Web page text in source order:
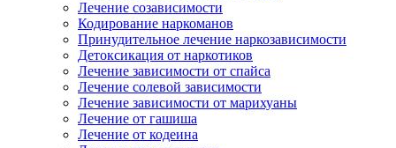
Лечение созависимости
Кодирование наркоманов
Принудительное лечение наркозависимости
Детоксикация от наркотиков
Лечение зависимости от спайса
Лечение солевой зависимости
Лечение зависимости от марихуаны
Лечение от гашиша
Лечение от кодеина